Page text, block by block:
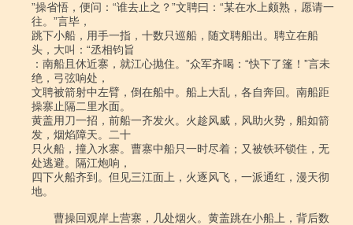
”操省悟，便问：“谁去止之？”文聘曰：“某在水上颇熟，愿请一
往。”言毕，
跳下小船，用手一指，十数只巡船，随文聘船出。聘立在船
头，大叫：“丞相钧旨
：南船且休近寨，就江心抛住。”众军齐喝：“快下了篷！”言未
绝，弓弦响处，
文聘被箭射中左臂，倒在船中。船上大乱，各自奔回。南船距
操寨止隔二里水面。
黄盖用刀一招，前船一齐发火。火趁风威，风助火势，船如箭
发，烟焰障天。二十
只火船，撞入水寨。曹寨中船只一时尽着；又被铁环锁住，无
处逃避。隔江炮响，
四下火船齐到。但见三江面上，火逐风飞，一派通红，漫天彻
地。
曹操回观岸上营寨，几处烟火。黄盖跳在小船上，背后数